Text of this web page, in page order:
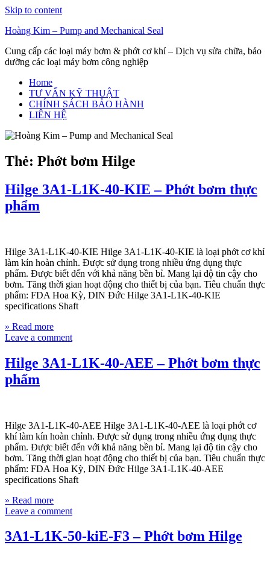
Skip to content
Hoàng Kim – Pump and Mechanical Seal
Cung cấp các loại máy bơm & phớt cơ khí – Dịch vụ sửa chữa, bảo
dưỡng các loại máy bơm công nghiệp
Home
TƯ VẤN KỸ THUẬT
CHÍNH SÁCH BẢO HÀNH
LIÊN HỆ
Thẻ: Phớt bơm Hilge
Hilge 3A1-L1K-40-KIE – Phớt bơm thực
phẩm
Hilge 3A1-L1K-40-KIE Hilge 3A1-L1K-40-KIE là loại phớt cơ khí
làm kín hoàn chỉnh. Được sử dụng trong nhiều ứng dụng thực
phẩm. Được biết đến với khả năng bền bỉ. Mang lại độ tin cậy cho
bơm. Tăng thời gian hoạt động cho thiết bị của bạn. Tiêu chuẩn thực
phẩm: FDA Hoa Kỳ, DIN Đức Hilge 3A1-L1K-40-KIE
specifications Shaft
» Read more
Leave a comment
Hilge 3A1-L1K-40-AEE – Phớt bơm thực
phẩm
Hilge 3A1-L1K-40-AEE Hilge 3A1-L1K-40-AEE là loại phớt cơ
khí làm kín hoàn chỉnh. Được sử dụng trong nhiều ứng dụng thực
phẩm. Được biết đến với khả năng bền bỉ. Mang lại độ tin cậy cho
bơm. Tăng thời gian hoạt động cho thiết bị của bạn. Tiêu chuẩn thực
phẩm: FDA Hoa Kỳ, DIN Đức Hilge 3A1-L1K-40-AEE
specifications Shaft
» Read more
Leave a comment
3A1-L1K-50-kiE-F3 – Phớt bơm Hilge